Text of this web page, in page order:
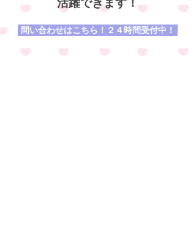
活躍できます！
問い合わせはこちら！２４時間受付中！